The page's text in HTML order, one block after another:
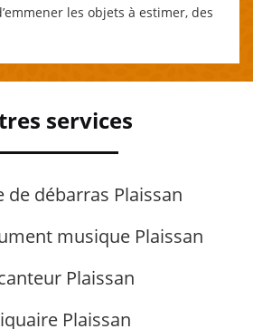
les objets à estimer, des
services
de débarras Plaissan
musique Plaissan
Plaissan
Plaissan